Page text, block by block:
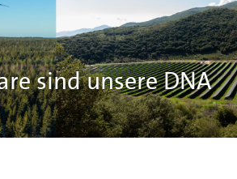
sind unsere DNA